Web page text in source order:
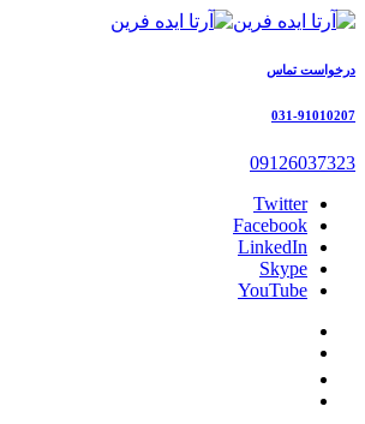
درخواست تماس
031-91010207
09126037323
Twitter
Facebook
LinkedIn
Skype
YouTube